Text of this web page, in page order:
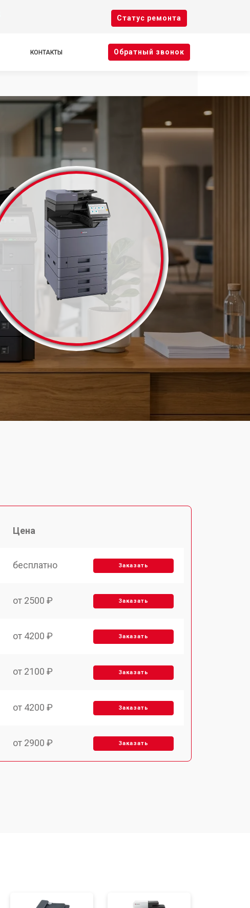
Cтатус ремонта
КОНТАКТЫ Oбратный звонок
Цена
бесплатно Заказать
от 2500 ₽ Заказать
от 4200 ₽ Заказать
от 2100 ₽ Заказать
от 4200 ₽ Заказать
от 2900 ₽ Заказать